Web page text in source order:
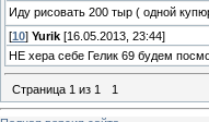
Иду рисовать 200 тыр ( одной
[10] Yurik [16.05.2013, 23:44]
НЕ хера себе Гелик 69 будем
Страница 1 из 1 1